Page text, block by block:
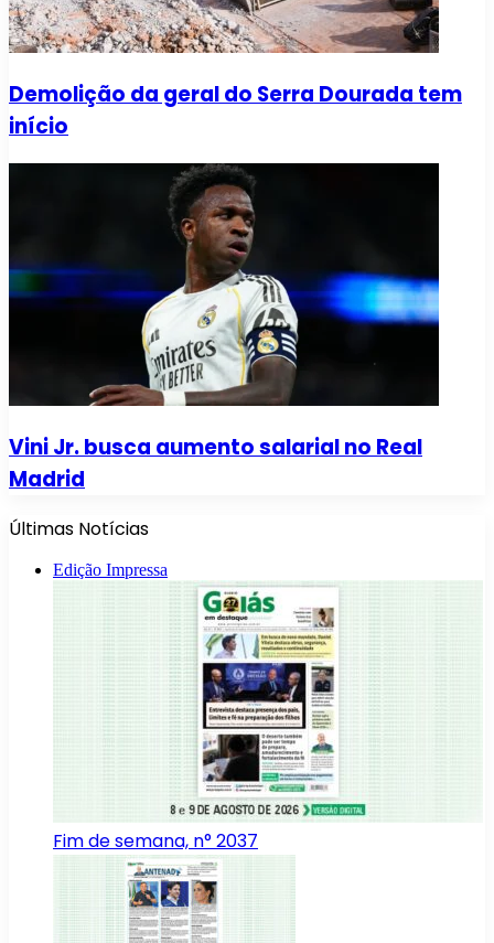
Demolição da geral do Serra Dourada tem
início
Vini Jr. busca aumento salarial no Real
Madrid
Últimas Notícias
Edição Impressa
Fim de semana, n° 2037